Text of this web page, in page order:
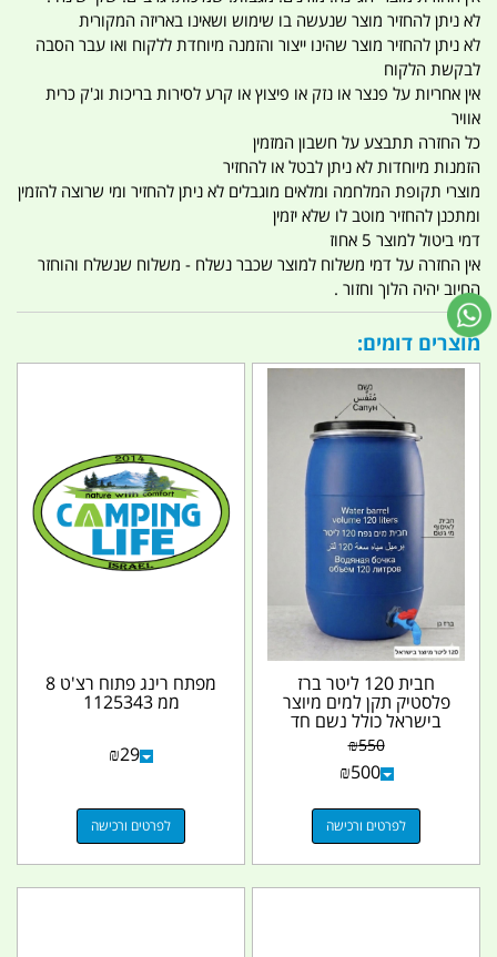
לא ניתן להחזיר מוצר שנעשה בו שימוש ושאינו באריזה המקורית
לא ניתן להחזיר מוצר שהינו ייצור והזמנה מיוחדת ללקוח ואו עבר הסבה
לבקשת הלקוח
אין אחריות על פנצר או נזק או פיצוץ או קרע לסירות בריכות וג'ק כרית
אוויר
כל החזרה תתבצע על חשבון המזמין
הזמנות מיוחדות לא ניתן לבטל או להחזיר
מוצרי תקופת המלחמה ומלאים מוגבלים לא ניתן להחזיר ומי שרוצה להזמין
ומתכנן להחזיר מוטב לו שלא יזמין
דמי ביטול למוצר 5 אחוז
אין החזרה על דמי משלוח למוצר שכבר נשלח - משלוח שנשלח והוחזר
החיוב יהיה הלוך וחזור .
מוצרים דומים:
חבית 120 ליטר ברז
פלסטיק תקן למים מיוצר
בישראל כולל נשם חד
כיווני ללא מגע יד אדם...
₪550
₪500
לפרטים ורכישה
מפתח רינג פתוח רצ'ט 8
ממ 1125343
₪29
לפרטים ורכישה